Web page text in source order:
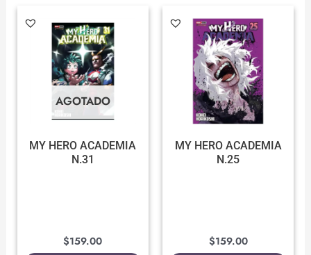
AGOTADO
MY HERO ACADEMIA
N.31
$159.00
MY HERO ACADEMIA
N.25
$159.00